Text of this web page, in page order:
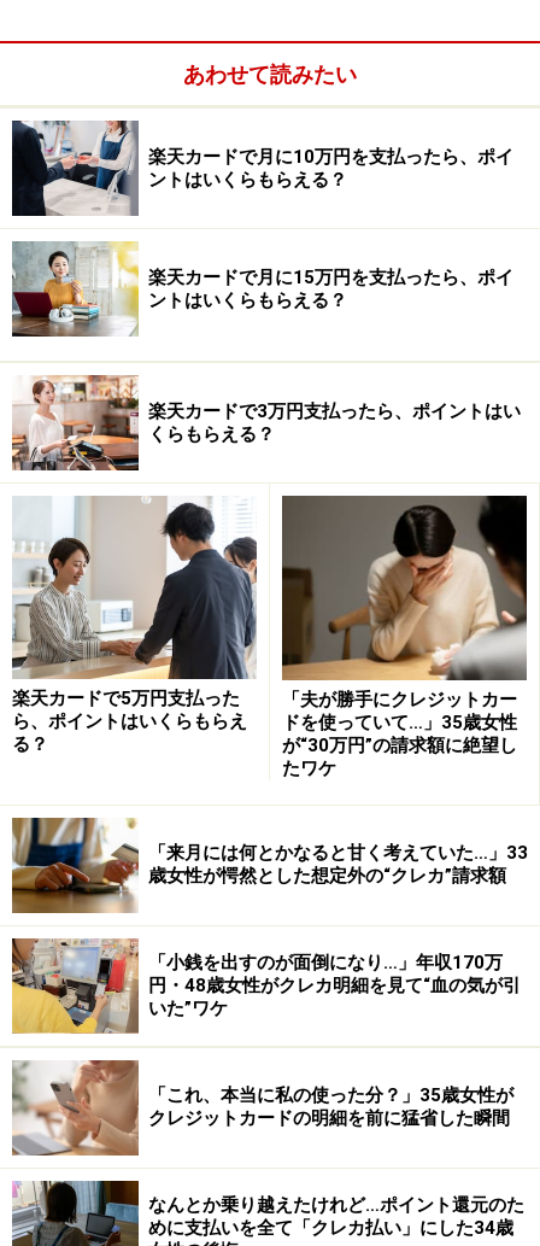
・家賃（住宅ローン）：0円
・間取り：一軒家
・食費：7万～8万円
・交際費：2万～3万円
・電気代：1万5000～2万5000円
・ガス代：0円（オール電化のため）
・水道代：7000～8000円
・通信費：3万5000円
・車の維持にかかる費用：1万円（ガソリン代）
・毎月貯蓄に回している額：5000～1万円
借金がどんどん増えてしまいました
男性はクレジットカードの「リボ払い」で血の気の引く
失敗をしたといいます。
「20代のときに軽い気持ちでリボ払いにしてしまい、支
払いが定額なのでどんどん使い続けてしまった。支払い
できなくなると、違うクレジットカードを契約し、キャ
ッシングを繰り返してしまい、借金がどんどん増えてし
まいました」
カード明細に記載されたリボ払いの残額は「200万
円」。主な原因は「リボ払いを全然理解していなかっ
た。利息は理解していたが、総額がどのくらいか全く把
握していなかった」と、振り返ります。
過払い金があったので、それで一括返済
その後、男性は貯蓄の切り崩しなどでなんとか乗り越え
たそう。「弁護士に相談し、債務整理しました。債務整
理した際に過払い金があったので、少額のキャッシング
分は、それで一括返済しました」といいます。
あわせて読みたい
楽天カードで月に10万円を支払ったら、ポイ
ントはいくらもらえる？
楽天カードで月に15万円を支払ったら、ポイ
ントはいくらもらえる？
楽天カードで3万円支払ったら、ポイントはい
くらもらえる？
楽天カードで5万円支払った
ら、ポイントはいくらもらえ
る？
「夫が勝手にクレジットカー
ドを使っていて…」35歳女性
が“30万円”の請求額に絶望し
たワケ
「来月には何とかなると甘く考えていた…」33
歳女性が愕然とした想定外の“クレカ”請求額
「小銭を出すのが面倒になり…」年収170万
円・48歳女性がクレカ明細を見て“血の気が引
いた”ワケ
「これ、本当に私の使った分？」35歳女性が
クレジットカードの明細を前に猛省した瞬間
なんとか乗り越えたけれど…ポイント還元のた
めに支払いを全て「クレカ払い」にした34歳